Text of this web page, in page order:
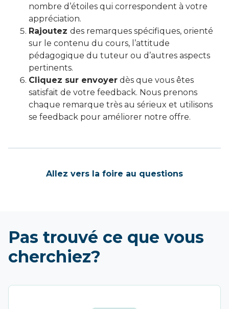
nombre d’étoiles qui correspondent à votre
appréciation.
Rajoutez des remarques spécifiques, orienté
sur le contenu du cours, l’attitude
pédagogique du tuteur ou d’autres aspects
pertinents.
Cliquez sur envoyer dès que vous êtes
satisfait de votre feedback. Nous prenons
chaque remarque très au sérieux et utilisons
se feedback pour améliorer notre offre.
Allez vers la foire au questions
Pas trouvé ce que vous
cherchiez?